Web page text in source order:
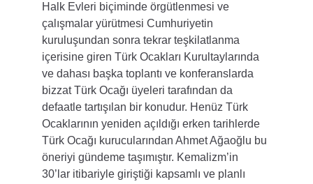
Halk Evleri biçiminde örgütlenmesi ve
çalışmalar yürütmesi Cumhuriyetin
kuruluşundan sonra tekrar teşkilatlanma
içerisine giren Türk Ocakları Kurultaylarında
ve dahası başka toplantı ve konferanslarda
bizzat Türk Ocağı üyeleri tarafından da
defaatle tartışılan bir konudur. Henüz Türk
Ocaklarının yeniden açıldığı erken tarihlerde
Türk Ocağı kurucularından Ahmet Ağaoğlu bu
öneriyi gündeme taşımıştır. Kemalizm’in
30’lar itibariyle giriştiği kapsamlı ve planlı